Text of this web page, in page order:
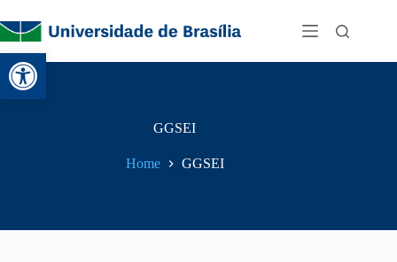
Abrir a barra de ferramentas
GGSEI
Home GGSEI